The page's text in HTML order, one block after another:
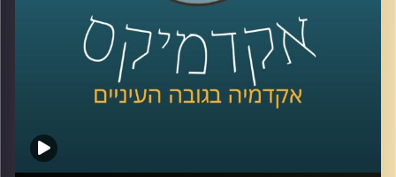
מה שקורה שם?
כדי להבין את כל זאת ועוד, נמצא איתנו היום אברי שכטר, מנהל
מכון ינאי לביטחון אנרגטי באוניברסיטת רייכמן